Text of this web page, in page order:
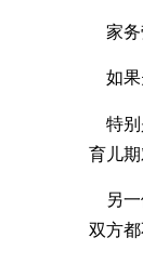
家务
如果
特别
育儿
另一
双方